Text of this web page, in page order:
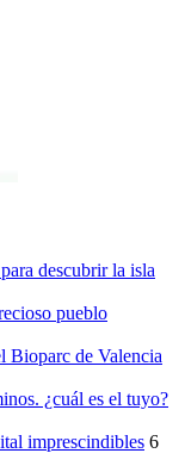
descubrir la isla
pueblo
Bioparc de Valencia
¿cuál es el tuyo?
imprescindibles 6